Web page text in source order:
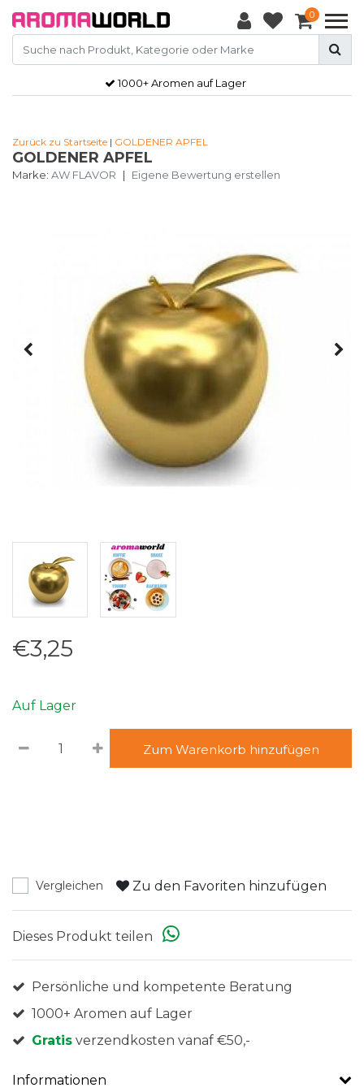
0
1000+ Aromen auf Lager
Zurück zu Startseite | GOLDENER APFEL
GOLDENER APFEL
Marke: AW FLAVOR | Eigene Bewertung erstellen
€3,25
Auf Lager
Zum Warenkorb hinzufügen
Vergleichen Zu den Favoriten hinzufügen
Dieses Produkt teilen
Persönliche und kompetente Beratung
1000+ Aromen auf Lager
Gratis verzendkosten vanaf €50,-
Informationen